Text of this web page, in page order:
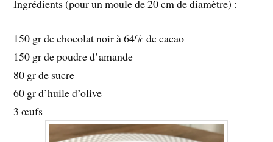
Ingrédients (pour un moule de 20 cm de diamètre) :
150 gr de chocolat noir à 64% de cacao
150 gr de poudre d’amande
80 gr de sucre
60 gr d’huile d’olive
3 œufs